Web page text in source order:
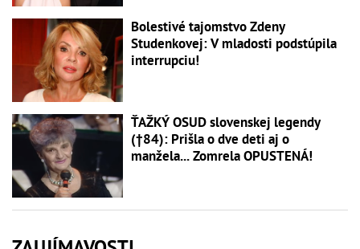
Bolestivé tajomstvo Zdeny
Studenkovej: V mladosti podstúpila
interrupciu!
ŤAŽKÝ OSUD slovenskej legendy
(†84): Prišla o dve deti aj o
manžela... Zomrela OPUSTENÁ!